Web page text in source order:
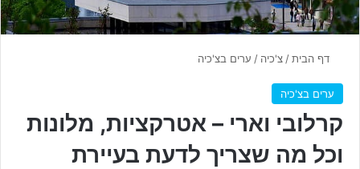
דף הבית/ צ'כיה / ערים בצ'כיה
ערים בצ'כיה
קרלובי וארי – אטרקציות, מלונות
וכל מה שצריך לדעת בעיירת